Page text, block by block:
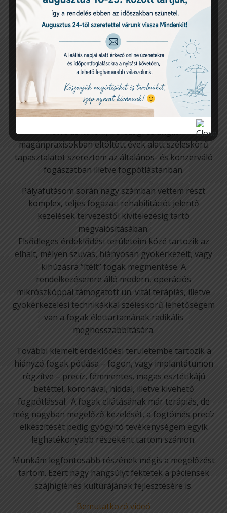
Dr. Mártha Szabolcs
A konzerváló fogászat és fogpótlástan szakorvosa
Rendelési idő:
H-SZ-CS: 15:00-19:00, K-P: 8:30-14:00
A Semmelweis Egyetem Fogpótlástani Klinikáján,
illetve az itthoni, írországi és angliai
magánpraxisokban eltöltött évek alatt széleskörű
tapasztalatot szereztem az általános- és konzerváló
fogászatban illetve fogpótlástanban.
Pályafutásom során nagy számban vettem részt
komplex, teljes fogazati rehabilitációt jelentő
kezelések tervezéstől kivitelezésig tartó
megvalósításában.
Elsődleges érdeklődési területeim közé tartozik az
elhalt, mélyen szuvas, hiányosan gyökérkezelt, vagy
kihúzásra “ítélt” fogak megmentése. A
rendelkezésemre álló modern, operációs
mikrószkóppal támogatott un. vitál terápiás, illetve
gyökérkezelési technikákkal széleskörű lehetőségem
van a fogak élettartamának radikális
meghosszabbítására.
További kiemelt érdeklődési területembe tartozik a
hiányzó fogak pótlása – fogon, vagy implantátumon
rögzítve – precíz, fémmentes, magas esztétikájú
betéttel, koronával, híddal, illetve kivehető
fogpótlással. A fogak ellátásának már terápiás, de
még nagyban megelőző kezelését, a fogtömés precíz
elkészítését pedig gyógyító tevékenységem egyik
leghatékonyabb részeként tartom számon.
Munkám legfontosabb részének mégis a megelőzést
tartom. Ezért nagy hangsúlyt fektetek a páciensek
szájhigiénés kultúrájának fejlesztésére is.
Bemutatkozó videó